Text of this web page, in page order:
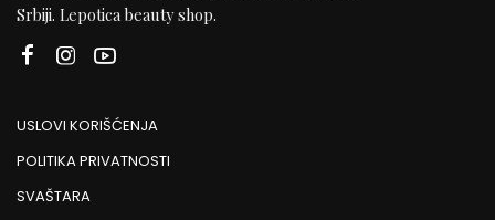
Srbiji. Lepotica beauty shop.
USLOVI KORIŠĆENJA
POLITIKA PRIVATNOSTI
SVAŠTARA